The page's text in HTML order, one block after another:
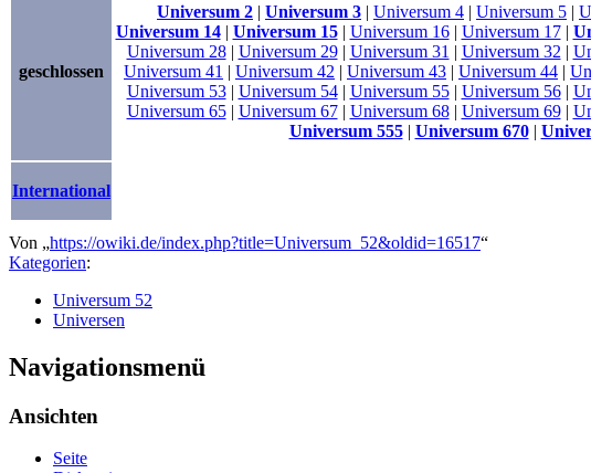
geschlossen
Universum 2 | Universum 3 | Universum 4 | Universum 5 |
Universum 14| Universum 15| Universum 16| Universum 17|
Universum 28| Universum 29| Universum 31 | Universum 32 |
Universum 41 | Universum 42 | Universum 43 | Universum 44 |
Universum 53| Universum 54| Universum 55| Universum 56|
Universum 65| Universum 67| Universum 68| Universum 69|
Universum 555| Universum 670|
International
Von „https://owiki.de/index.php?title=Universum_52&oldid=16517“
Kategorien:
Universum 52
Universen
Navigationsmenü
Ansichten
Seite